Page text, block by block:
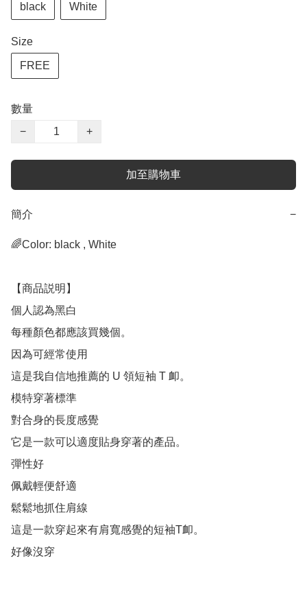
black White
Size
FREE
數量
−
+
加至購物車
簡介 −
🌈Color: black , White
【商品説明】
個人認為黑白
每種顏色都應該買幾個。
因為可經常使用
這是我自信地推薦的 U 領短袖 T 卹。
模特穿著標準
對合身的長度感覺
它是一款可以適度貼身穿著的產品。
彈性好
佩戴輕便舒適
鬆鬆地抓住肩線
這是一款穿起來有肩寬感覺的短袖T卹。
好像沒穿